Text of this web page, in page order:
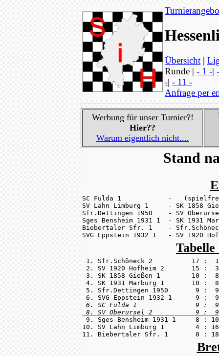
Übersicht |
Runde | - 1 -|
-| - 11 -
Anfrage per
Werbung für unser Turnier?!
Hier??
Warum eigentlich nicht....
Stand
SC Fulda 1            -
SV Lahn Limburg 1     - SK 1858
Sfr.Dettingen 1950    - SV
Sges Bensheim 1931 1  - SK 1931
Biebertaler Sfr. 1    -
SVG Eppstein 1932 1   - SV 1920
1. Sfr.Schöneck 2          17 :
2. SV 1920 Hofheim 2       15 :
3. SK 1858 Gießen 1        10 :
4. SK 1931 Marburg 1       10 :
5. Sfr.Dettingen 1950       9 :
6. SC Fulda 1               9 :
8. SV Oberursel 2           9 :
9. Sges Bensheim 1931 1     8 :
10. SV Lahn Limburg 1        4 :
11. Biebertaler Sfr. 1       0 :